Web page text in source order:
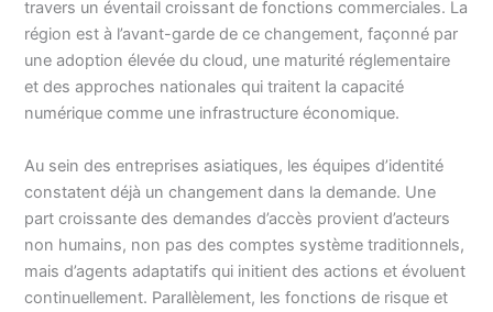
travers un éventail croissant de fonctions commerciales. La
région est à l’avant-garde de ce changement, façonné par
une adoption élevée du cloud, une maturité réglementaire
et des approches nationales qui traitent la capacité
numérique comme une infrastructure économique.
Au sein des entreprises asiatiques, les équipes d’identité
constatent déjà un changement dans la demande. Une
part croissante des demandes d’accès provient d’acteurs
non humains, non pas des comptes système traditionnels,
mais d’agents adaptatifs qui initient des actions et évoluent
continuellement. Parallèlement, les fonctions de risque et